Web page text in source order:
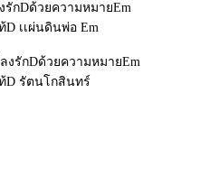
รักDด้วยความหมายEm
D เเผ่นดินพ่อ Em
งรักDด้วยความหมายEm
D รัตนโกสินทร์